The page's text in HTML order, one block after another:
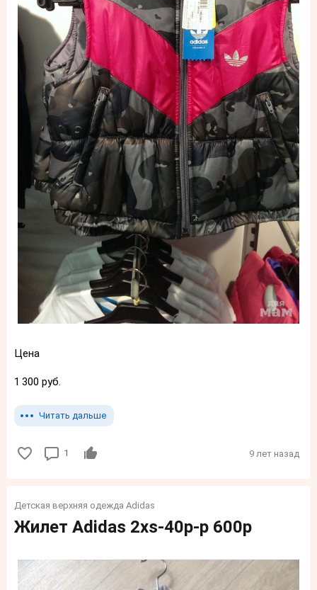
Цена
1 300 руб.
Читать дальше
1 9 лет назад
Детская верхняя одежда Adidas
Жилет Adidas 2xs-40p-p 600р